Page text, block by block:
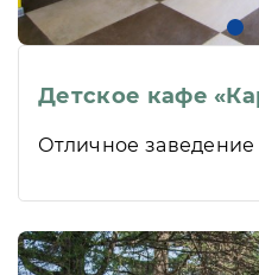
Детское кафе
Отличное